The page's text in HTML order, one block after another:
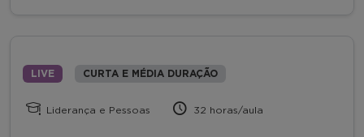
LIVE CURTA E MÉDIA DURAÇÃO
Liderança e Pessoas 32 horas/aula